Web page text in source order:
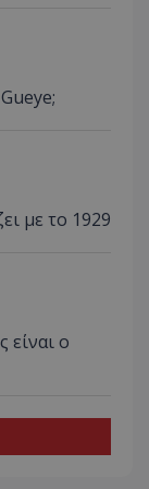
με το 1929
είναι ο